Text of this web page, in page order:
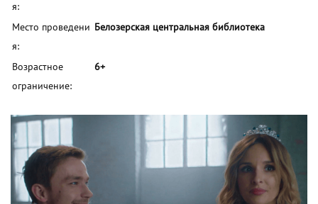
я:
Место проведени
я:
Белозерская центральная библиотека
Возрастное
ограничение:
6+